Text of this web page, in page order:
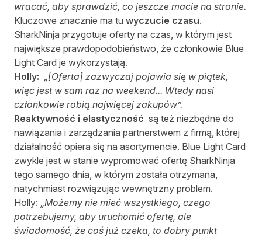
wracać, aby sprawdzić, co jeszcze macie na stronie.
Kluczowe znacznie ma tu wyczucie czasu.
SharkNinja przygotuje oferty na czas, w którym jest
największe prawdopodobieństwo, że członkowie Blue
Light Card je wykorzystają.
Holly: „[Oferta] zazwyczaj pojawia się w piątek,
więc jest w sam raz na weekend... Wtedy nasi
członkowie robią najwięcej zakupów”.
Reaktywność i elastyczność są też niezbędne do
nawiązania i zarządzania partnerstwem z firmą, której
działalność opiera się na asortymencie. Blue Light Card
zwykle jest w stanie wypromować ofertę SharkNinja
tego samego dnia, w którym została otrzymana,
natychmiast rozwiązując wewnętrzny problem.
Holly: „Możemy nie mieć wszystkiego, czego
potrzebujemy, aby uruchomić ofertę, ale
świadomość, że coś już czeka, to dobry punkt